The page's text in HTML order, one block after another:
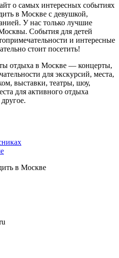
о самых интересных событиях
в Москве с девушкой,
У нас только лучшие
События для детей
и интересные
стоит посетить!
отдыха в Москве — концерты,
для экскурсий, места,
выставки, театры, шоу,
для активного отдыха
в Москве